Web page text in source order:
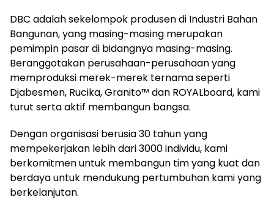
DBC adalah sekelompok produsen di Industri Bahan
Bangunan, yang masing-masing merupakan
pemimpin pasar di bidangnya masing-masing.
Beranggotakan perusahaan-perusahaan yang
memproduksi merek-merek ternama seperti
Djabesmen, Rucika, Granito™ dan ROYALboard, kami
turut serta aktif membangun bangsa.
Dengan organisasi berusia 30 tahun yang
mempekerjakan lebih dari 3000 individu, kami
berkomitmen untuk membangun tim yang kuat dan
berdaya untuk mendukung pertumbuhan kami yang
berkelanjutan.